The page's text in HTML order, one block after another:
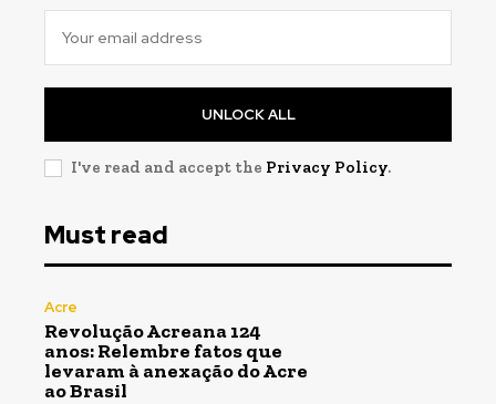
UNLOCK ALL
I've read and accept the Privacy Policy.
Must read
Acre
Revolução Acreana 124
anos: Relembre fatos que
levaram à anexação do Acre
ao Brasil